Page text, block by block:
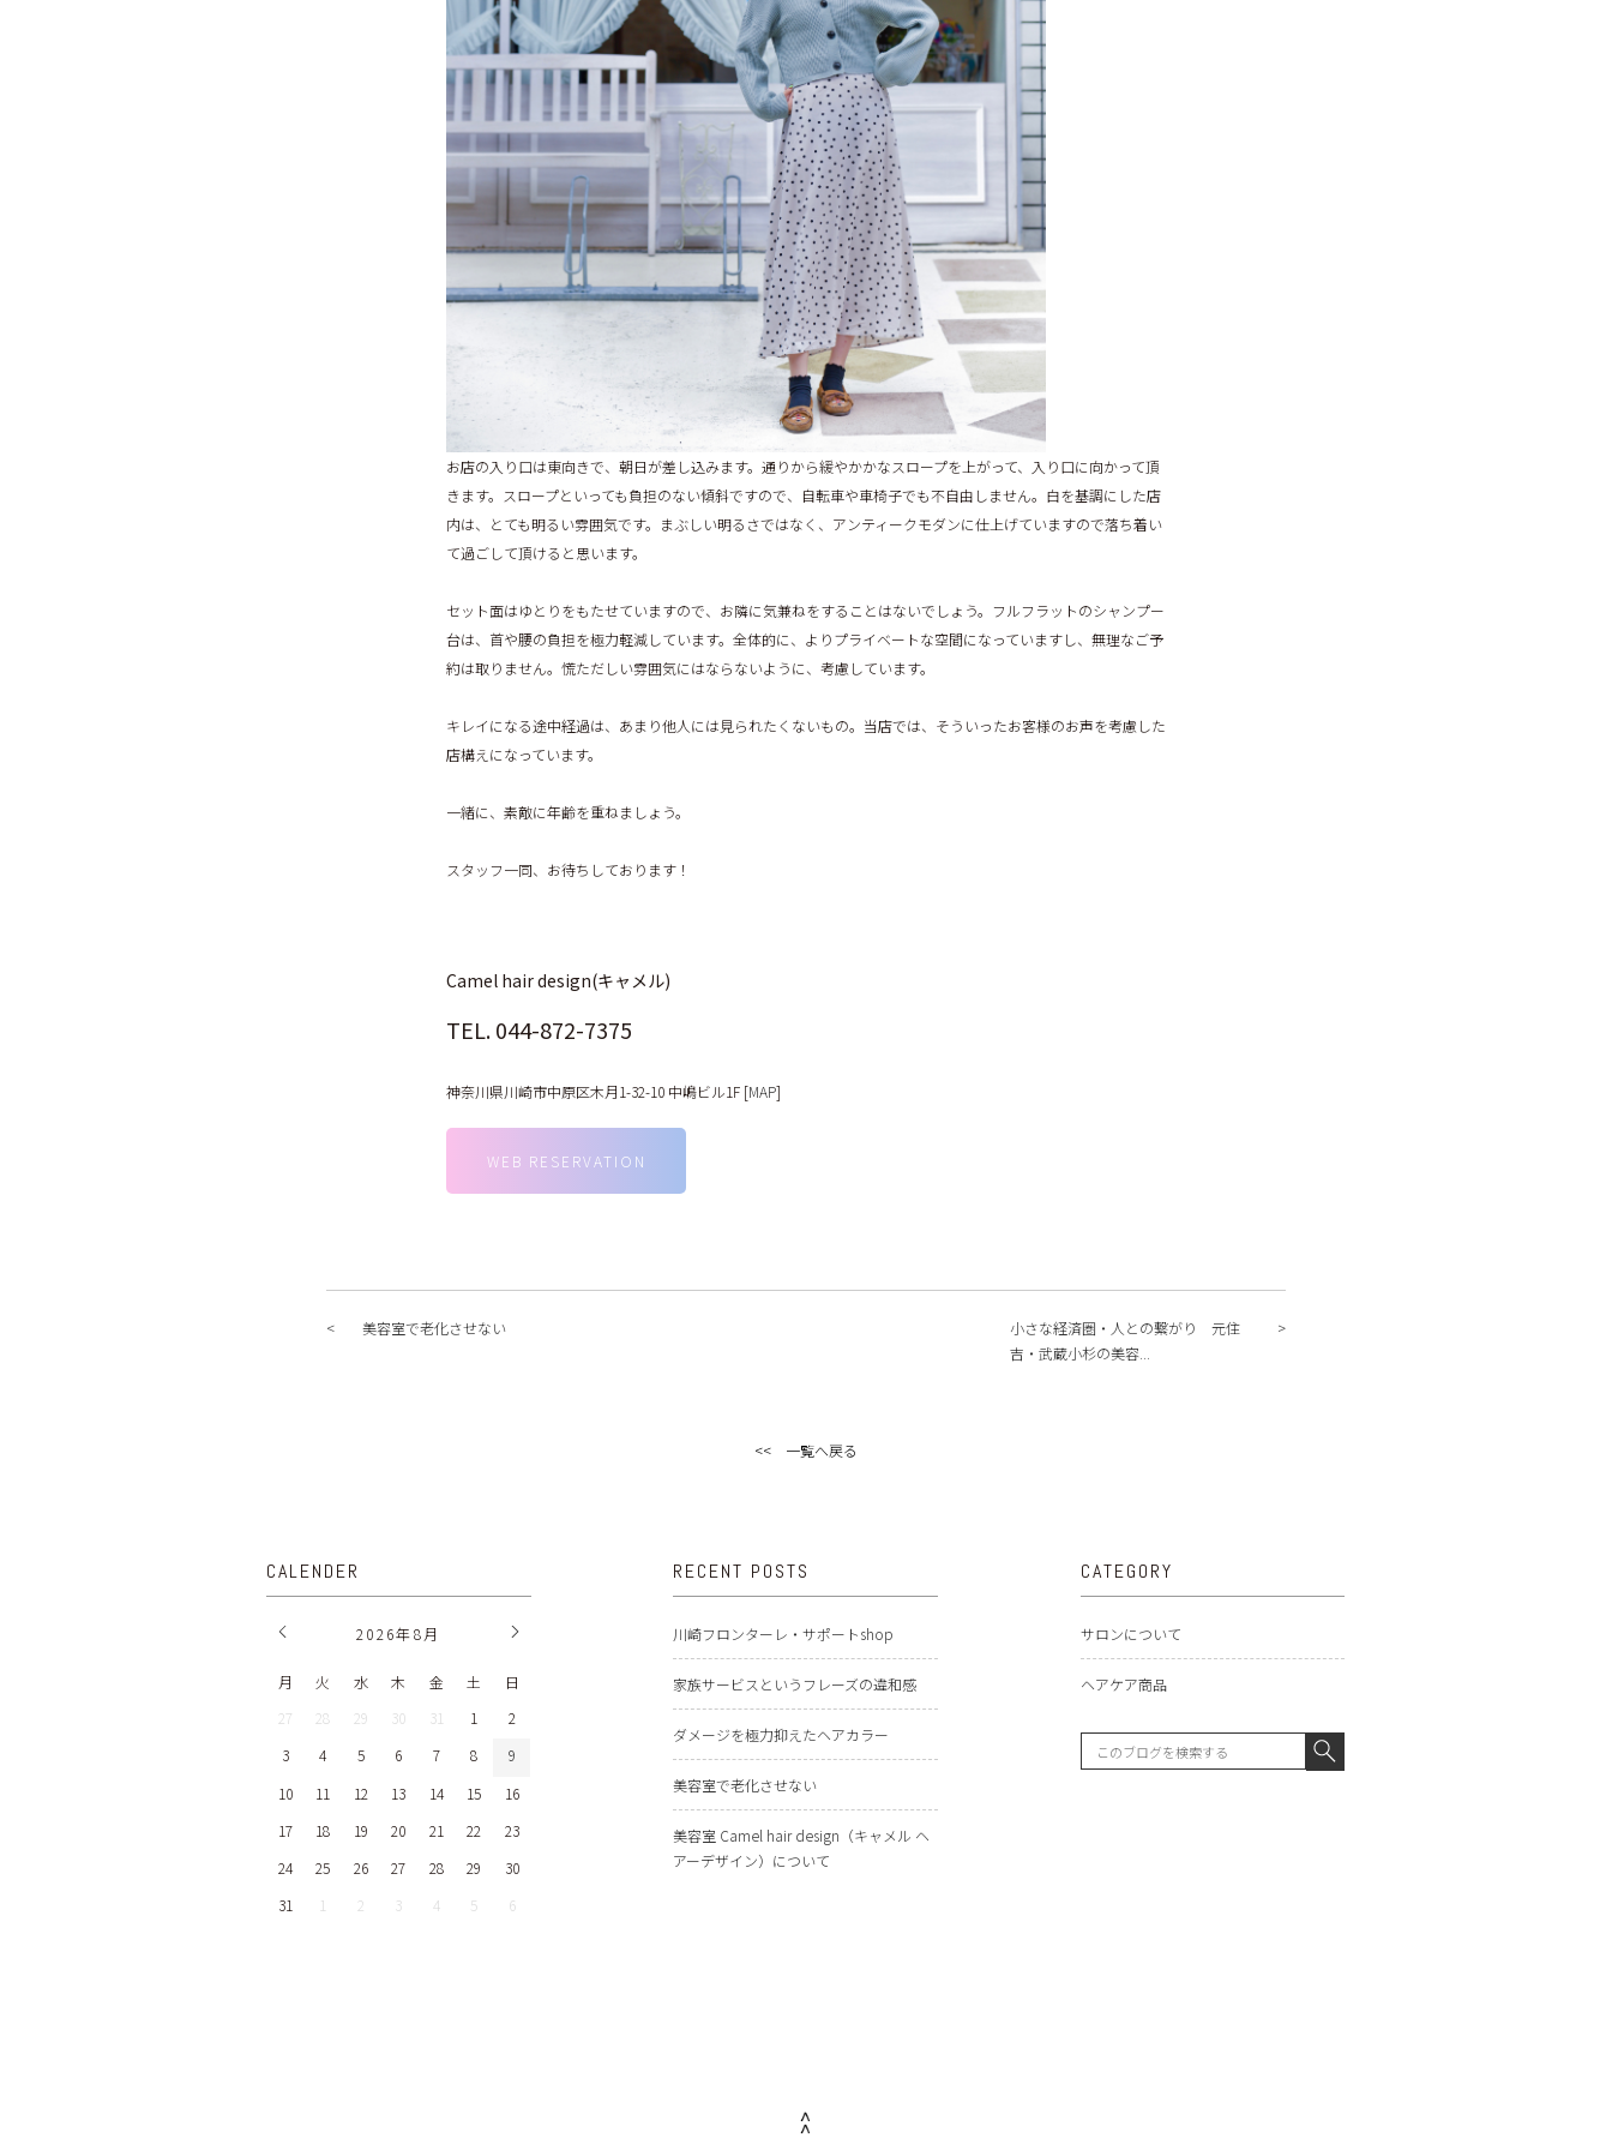
お店の入り口は東向きで、朝日が差し込みます。通りから緩やかかなスロープを上がって、入り口に向かって頂
きます。スロープといっても負担のない傾斜ですので、自転車や車椅子でも不自由しません。白を基調にした店
内は、とても明るい雰囲気です。まぶしい明るさではなく、アンティークモダンに仕上げていますので落ち着い
て過ごして頂けると思います。
セット面はゆとりをもたせていますので、お隣に気兼ねをすることはないでしょう。フルフラットのシャンプー
台は、首や腰の負担を極力軽減しています。全体的に、よりプライベートな空間になっていますし、無理なご予
約は取りません。慌ただしい雰囲気にはならないように、考慮しています。
キレイになる途中経過は、あまり他人には見られたくないもの。当店では、そういったお客様のお声を考慮した
店構えになっています。
一緒に、素敵に年齢を重ねましょう。
スタッフ一同、お待ちしております！
Camel hair design(キャメル)
TEL.044-872-7375
神奈川県川崎市中原区木月1-32-10 中嶋ビル1F [MAP]
WEB RESERVATION
美容室で老化させない
小さな経済圏・人との繋がり 元住
吉・武蔵小杉の美容...
<< 一覧へ戻る
CALENDER
2026年8月
月 火 水 木 金 土
日
27
28 29 30 31 1
2
3
4 5 6 7 8
9
10
11 12 13 14 15
16
17
18 19 20 21 22
23
24
25 26 27 28 29
30
31
1 2 3 4 5 6
RECENT POSTS
川崎フロンターレ・サポートshop
家族サービスというフレーズの違和感
ダメージを極力抑えたヘアカラー
美容室で老化させない
美容室 Camel hair design（キャメル ヘ
アーデザイン）について
CATEGORY
サロンについて
ヘアケア商品